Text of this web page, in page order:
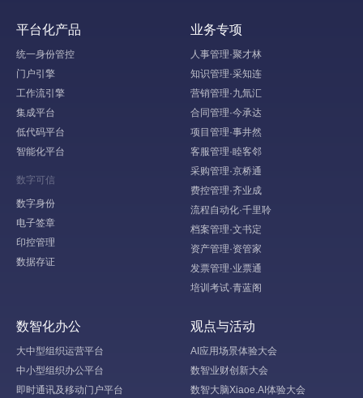
平台化产品
统一身份管控
门户引擎
工作流引擎
集成平台
低代码平台
智能化平台
数字可信
数字身份
电子签章
印控管理
数据存证
业务专项
人事管理·聚才林
知识管理·采知连
营销管理·九氚汇
合同管理·今承达
项目管理·事井然
客服管理·睦客邻
采购管理·京桥通
费控管理·齐业成
流程自动化·千里聆
档案管理·文书定
资产管理·资管家
发票管理·业票通
培训考试·青蓝阁
数智化办公
大中型组织运营平台
中小型组织办公平台
即时通讯及移动门户平台
观点与活动
AI应用场景体验大会
数智业财创新大会
数智大脑Xiaoe.AI体验大会